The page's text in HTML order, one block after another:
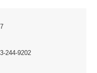
244-9202